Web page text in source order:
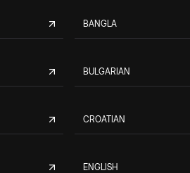
BANGLA
BULGARIAN
CROATIAN
ENGLISH